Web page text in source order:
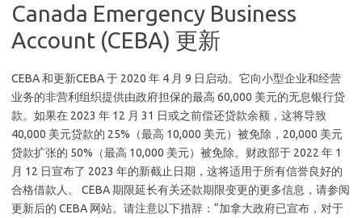
Canada Emergency Business
Account (CEBA) 更新
CEBA 和更新CEBA 于 2020 年 4 月 9 日启动。它向小型企业和经营
业务的非营利组织提供由政府担保的最高 60,000 美元的无息银行贷
款。如果在 2023 年 12 月 31 日或之前偿还贷款余额，这将导致
40,000 美元贷款的 25%（最高 10,000 美元）被免除，20,000 美元
贷款扩张的 50%（最高 10,000 美元）被免除。财政部于 2022 年 1
月 12 日宣布了 2023 年的新截止日期，这将适用于所有信誉良好的
合格借款人。 CEBA 期限延长有关还款期限变更的更多信息，请参阅
更新后的 CEBA 网站。请注意以下措辞：“加拿大政府已宣布，对于